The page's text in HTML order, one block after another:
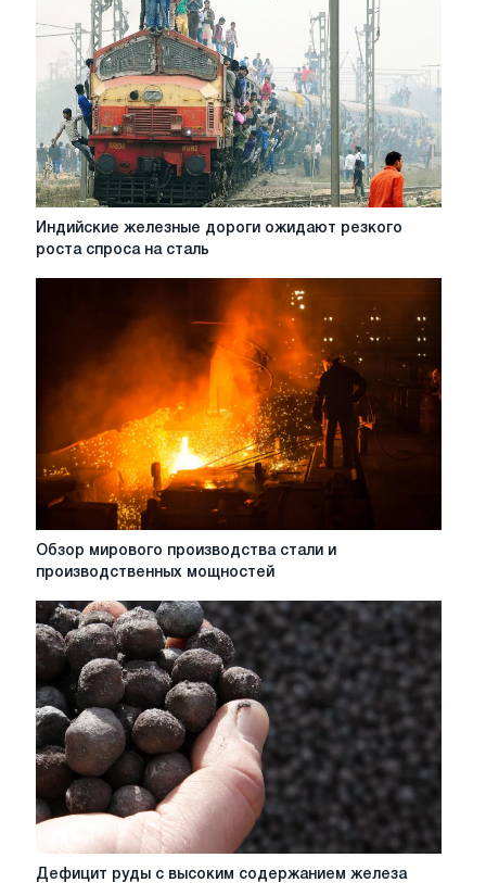
цен
продукцию
индийских
заводов
Индийские
Индийские железные дороги ожидают резкого
роста спроса на сталь
Обзор
стали
и
производственных
мощностей
Обзор мирового производства стали и
производственных мощностей
Дефицит
Дефицит руды с высоким содержанием железа